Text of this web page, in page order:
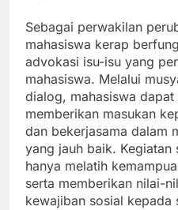
Sebagai perwakilan
mahasiswa kerap
advokasi isu-isu yang
mahasiswa. Melalui
dialog, mahasiswa
memberikan masukan
dan bekerjasama dalam
yang jauh baik. Kegiatan
hanya melatih
serta memberikan nilai-
kewajiban sosial kepada